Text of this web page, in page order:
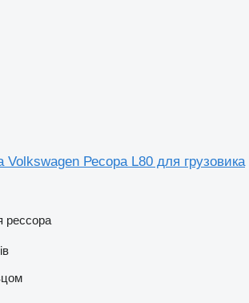
Volkswagen Ресора L80 для грузовика
рессора